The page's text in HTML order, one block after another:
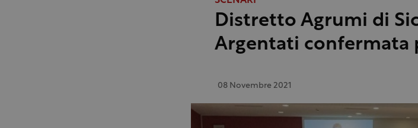
Distretto Agrumi di
Argentati confermata
08 Novembre 2021